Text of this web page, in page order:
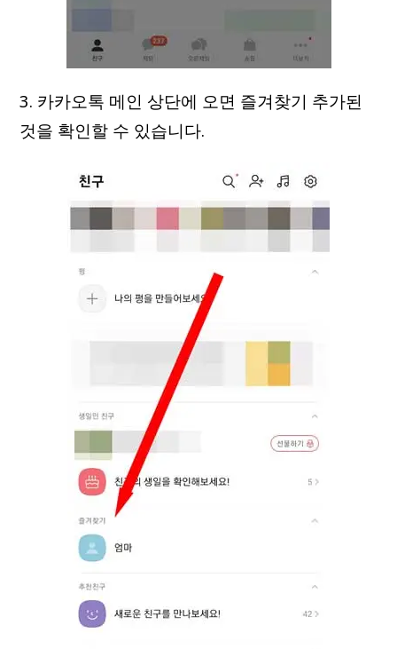
3. 카카오톡 메인 상단에 오면 즐겨찾기 추가된
것을 확인할 수 있습니다.